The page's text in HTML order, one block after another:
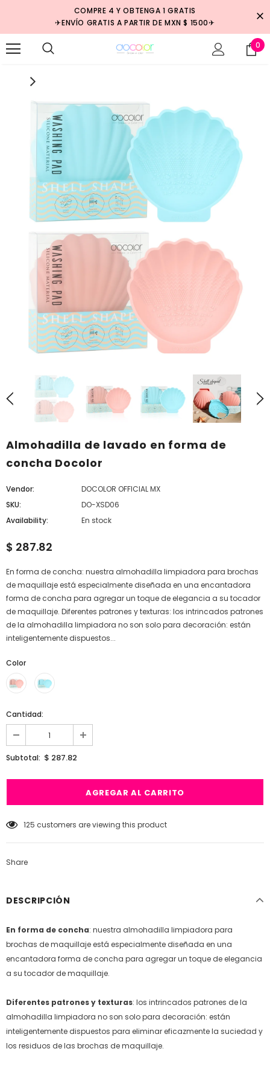
COMPRE 4 Y OBTENGA 1 GRATIS
✈ENVÍO GRATIS A PARTIR DE MXN $ 1500✈
0
Almohadilla de lavado en forma de
concha Docolor
Vendor:
DOCOLOR OFFICIAL MX
SKU:
DO-XSD06
Availability:
En stock
$ 287.82
En forma de concha: nuestra almohadilla limpiadora para brochas
de maquillaje está especialmente diseñada en una encantadora
forma de concha para agregar un toque de elegancia a su tocador
de maquillaje. Diferentes patrones y texturas: los intrincados patrones
de la almohadilla limpiadora no son solo para decoración: están
inteligentemente dispuestos...
Color
Cantidad:
Subtotal: $ 287.82
125 customers are viewing this product
Share
DESCRIPCIÓN
En forma de concha: nuestra almohadilla limpiadora para
brochas de maquillaje está especialmente diseñada en una
encantadora forma de concha para agregar un toque de elegancia
a su tocador de maquillaje.
Diferentes patrones y texturas: los intrincados patrones de la
almohadilla limpiadora no son solo para decoración: están
inteligentemente dispuestos para eliminar eficazmente la suciedad y
los residuos de las brochas de maquillaje.